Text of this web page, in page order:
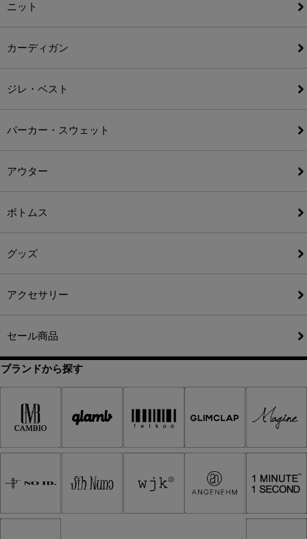
ニット
カーディガン
ジレ・ベスト
パーカー・スウェット
アウター
ボトムス
グッズ
アクセサリー
セール商品
ブランドから探す